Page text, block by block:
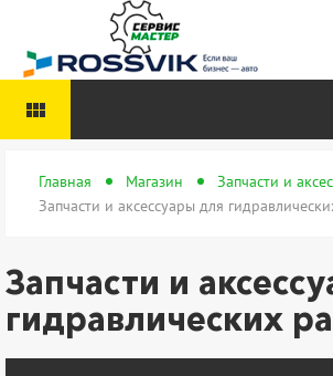
Главная Магазин
Запчасти и
Запчасти и аксессуары для
Запчасти и
гидравлических
view_module